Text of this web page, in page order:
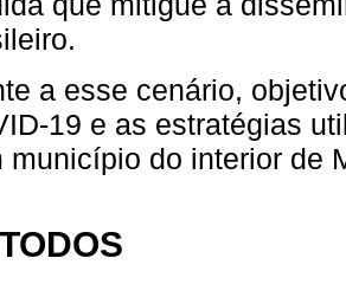
a esse cenário,
19 e as estratégias
município do interior de